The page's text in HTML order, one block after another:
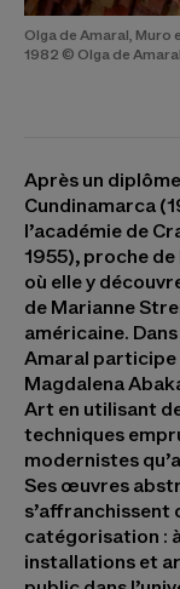
Olga de Amaral, Muro
1982 © Olga de
Après un
Cundinamarca
l’académie de
1955), proche de
où elle y
de Marianne
américaine.
Amaral participe
Magdalena
Art en utilisant
techniques
modernistes
Ses œuvres
catégorisation :
installations et